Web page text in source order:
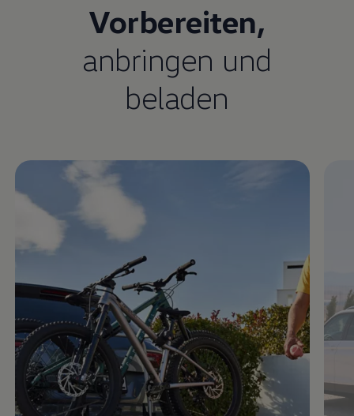
Vorbereiten,
anbringen und
beladen
Enable fullscreen mode